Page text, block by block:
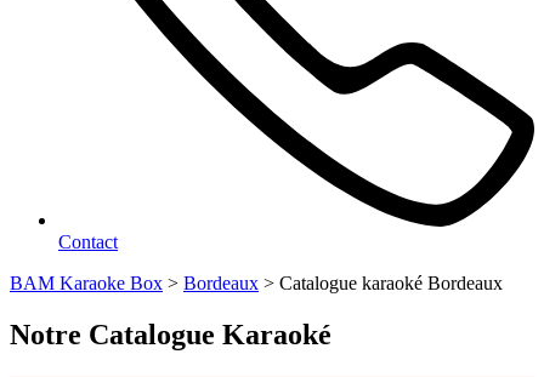
Contact
BAM Karaoke Box > Bordeaux > Catalogue karaoké Bordeaux
Notre Catalogue Karaoké